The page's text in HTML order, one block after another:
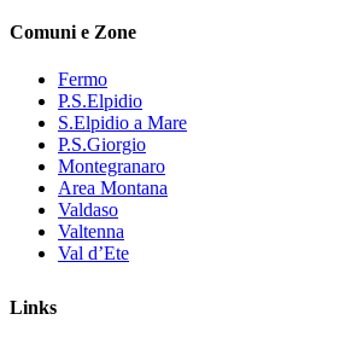
Comuni e Zone
Fermo
P.S.Elpidio
S.Elpidio a Mare
P.S.Giorgio
Montegranaro
Area Montana
Valdaso
Valtenna
Val d’Ete
Links